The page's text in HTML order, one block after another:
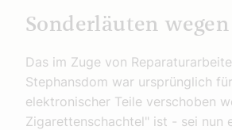
Sonderläuten
Das im Zuge von
Stephansdom war ursprünglich
elektronischer Teile verschoben
Zigarettenschachtel" ist - sei nun